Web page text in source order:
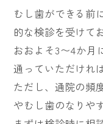
むし歯ができる前
的な検診を受けて
おおよそ3〜4か月
通っていただけれ
ただし、通院の頻
やむし歯のなりや